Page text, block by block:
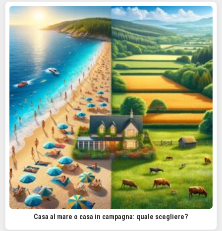
Casa al mare o casa in campagna: quale scegliere?